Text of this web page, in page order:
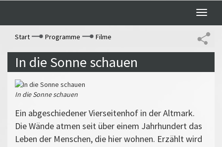
Toggle
Start
Programme Filme
In die Sonne schauen
In die Sonne schauen
Ein abgeschiedener Vierseitenhof in der Altmark.
Die Wände atmen seit über einem Jahrhundert das
Leben der Menschen, die hier wohnen. Erzählt wird